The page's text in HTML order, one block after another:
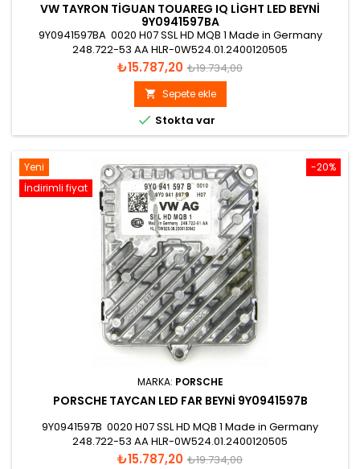
VW TAYRON TIGUAN TOUAREG IQ LIGHT LED BEYNI
9Y0941597BA
9Y0941597BA 0020 H07 SSL HD MQB 1 Made in Germany
248.722-53 AA HLR-0W524.01.2400120505
Fiyat
₺15.787,20 Normal
fiyat
₺19.734,00
 Sepete ekle
 Stokta var
-20%
Yeni
İndirimli fiyat
MARKA: PORSCHE
PORSCHE TAYCAN LED FAR BEYNI 9Y0941597B
9Y0941597B 0020 H07 SSL HD MQB 1 Made in Germany
248.722-53 AA HLR-0W524.01.2400120505
Fiyat
₺15.787,20 Normal
₺19.734,00